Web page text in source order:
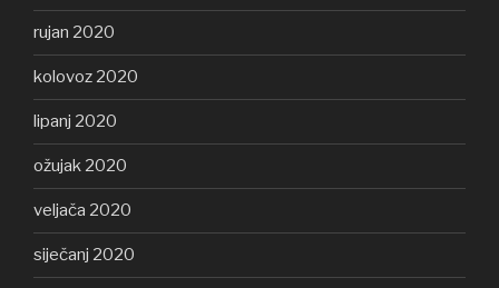
rujan 2020
kolovoz 2020
lipanj 2020
ožujak 2020
veljača 2020
siječanj 2020